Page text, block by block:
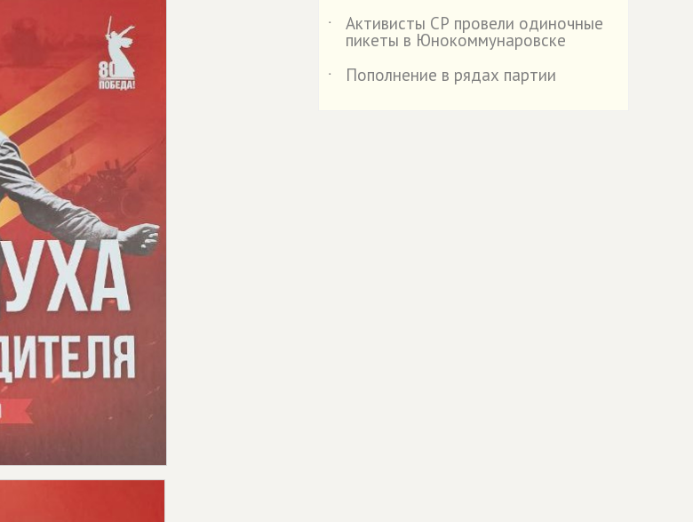
˙
Активисты СР провели одиночные
пикеты в Юнокоммунаровске
˙
Пополнение в рядах партии